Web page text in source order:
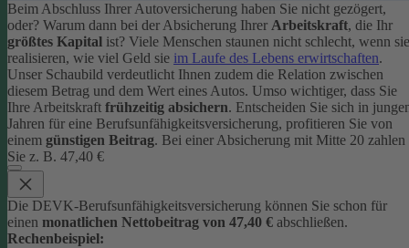
Beim Abschluss Ihrer Autoversicherung haben Sie nicht gezögert,
oder? Warum dann bei der Absicherung Ihrer Arbeitskraft, die Ihr
größtes Kapital ist? Viele Menschen staunen nicht schlecht, wenn sie
realisieren, wie viel Geld sie im Laufe des Lebens erwirtschaften.
Unser Schaubild verdeutlicht Ihnen zudem die Relation zwischen
diesem Betrag und dem Wert eines Autos. Umso wichtiger, dass Sie
Ihre Arbeitskraft frühzeitig absichern. Entscheiden Sie sich in
Jahren für eine Berufsunfähigkeitsversicherung, profitieren Sie von
einem günstigen Beitrag. Bei einer Absicherung mit Mitte 20 zahlen
Sie z. B. 47,40 €
Die DEVK-Berufsunfähigkeitsversicherung können Sie schon für
einen monatlichen Nettobeitrag von 47,40 € abschließen.
Rechenbeispiel: